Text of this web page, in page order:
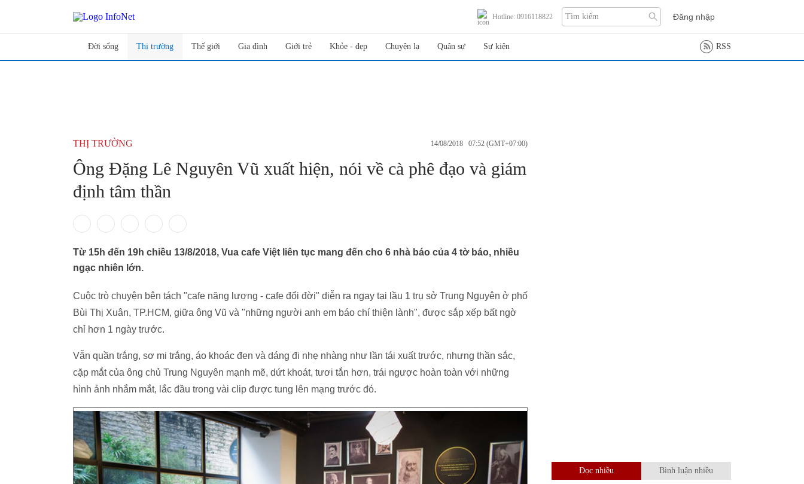
Hotline: 0916118822 Đăng nhập
Đời sống Thị trường Thế giới Gia đình Giới trẻ Khỏe - đẹp Chuyện lạ Quân sự Sự kiện RSS
THỊ TRƯỜNG 14/08/2018 07:52 (GMT+07:00)
Ông Đặng Lê Nguyên Vũ xuất hiện, nói về cà phê đạo và giám
định tâm thần
Từ 15h đến 19h chiều 13/8/2018, Vua cafe Việt liên tục mang đến cho 6 nhà báo của 4 tờ báo, nhiều
ngạc nhiên lớn.
Cuộc trò chuyện bên tách "cafe năng lượng - cafe đổi đời" diễn ra ngay tại lầu 1 trụ sở Trung Nguyên ở phố
Bùi Thị Xuân, TP.HCM, giữa ông Vũ và "những người anh em báo chí thiện lành", được sắp xếp bất ngờ
chỉ hơn 1 ngày trước.
Vẫn quần trắng, sơ mi trắng, áo khoác đen và dáng đi nhẹ nhàng như lần tái xuất trước, nhưng thần sắc,
cặp mắt của ông chủ Trung Nguyên mạnh mẽ, dứt khoát, tươi tắn hơn, trái ngược hoàn toàn với những
hình ảnh nhắm mắt, lắc đầu trong vài clip được tung lên mạng trước đó.
Đọc nhiều Bình luận nhiều